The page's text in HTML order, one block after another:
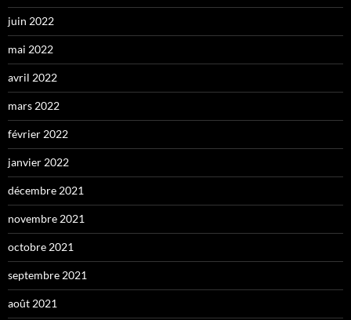
juin 2022
mai 2022
avril 2022
mars 2022
février 2022
janvier 2022
décembre 2021
novembre 2021
octobre 2021
septembre 2021
août 2021